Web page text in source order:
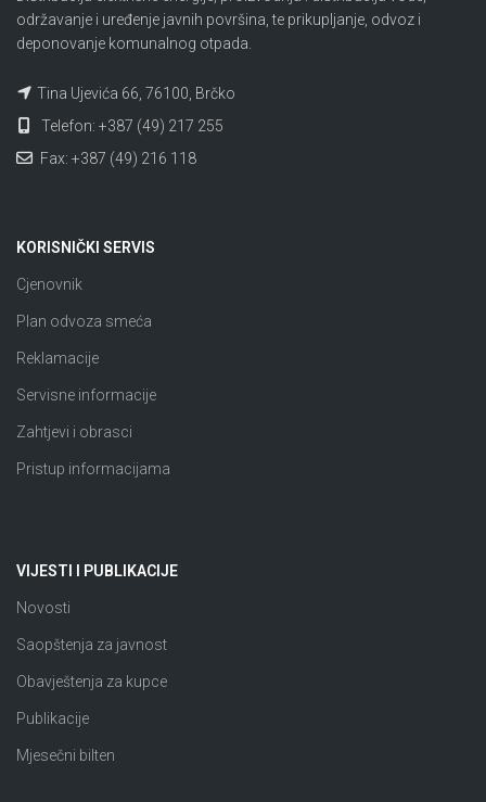
održavanje i uređenje javnih površina, te prikupljanje, odvoz i
deponovanje komunalnog otpada.
Tina Ujevića 66, 76100, Brčko
Telefon: +387 (49) 217 255
Fax: +387 (49) 216 118
KORISNIČKI SERVIS
Cjenovnik
Plan odvoza smeća
Reklamacije
Servisne informacije
Zahtjevi i obrasci
Pristup informacijama
VIJESTI I PUBLIKACIJE
Novosti
Saopštenja za javnost
Obavještenja za kupce
Publikacije
Mjesečni bilten